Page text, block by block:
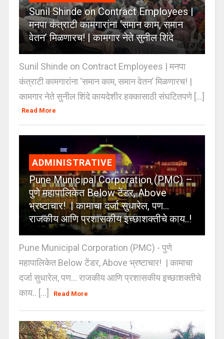
Sunil Shinde on Contract Employees |
मनपा कंत्राटी कामगारांना ‘समान काम, समान
वेतन’ मिळणारच! | कामगार नेते सुनील शिंदे
Sunil Shinde on Contract Employees | मनपा
कंत्राटी कामगारांना ‘समान काम, समान वेतन’ मिळणारच! |
कामगार नेते सुनील शिंदे कायदेशीर हक्कासाठी संघटितपणे [...]
Read More
ADMINISTRATIVE
Pune Municipal Corporation (PMC) –
पुणे महापालिकेत Below टेंडर, Above
भ्रष्टाचार! | कामाचा दर्जा सुधारेल, पण…
राजकीय आणि प्रशासकीय इच्छाशक्तीचे काय..!
Pune Municipal Corporation (PMC) - पुणे
महापालिकेत Below टेंडर, Above भ्रष्टाचार! | कामाचा
दर्जा सुधारेल, पण… राजकीय आणि प्रशासकीय इच्छाशक्तीचे
काय.. [...]
Read More